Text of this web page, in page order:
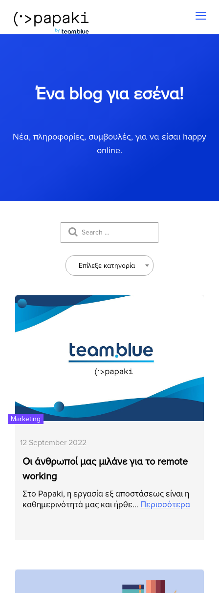
Ένα blog για εσένα!
Νέα, πληροφορίες, συμβουλές, για να είσαι happy
online.
Επίλεξε κατηγορία
Marketing
12 September 2022
Οι άνθρωποί μας μιλάνε για το remote
working
Στο Papaki, η εργασία εξ αποστάσεως είναι η
καθημερινότητά μας και ήρθε… Περισσότερα